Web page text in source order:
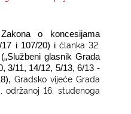
o koncesijama
17 i 107/20) i članka 32.
(„Sl užbeni glasnik Grada
3/11, 14/12, 5/13, 6/13 -
, Gradsko vijeće Grada
održanoj 16. studenoga